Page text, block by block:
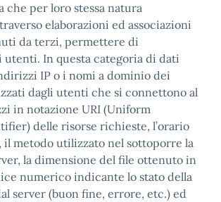
che per loro stessa natura
elaborazioni ed associazioni
da terzi, permettere di
In questa categoria di dati
IP o i nomi a dominio dei
dagli utenti che si connettono al
in notazione URI (Uniform
delle risorse richieste, l’orario
il metodo utilizzato nel sottoporre la
la dimensione del file ottenuto in
numerico indicante lo stato della
server (buon fine, errore, etc.) ed